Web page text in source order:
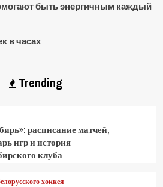
быть энергичным каждый
в часах
Trending
расписание матчей,
игр и история
клуба
хоккея